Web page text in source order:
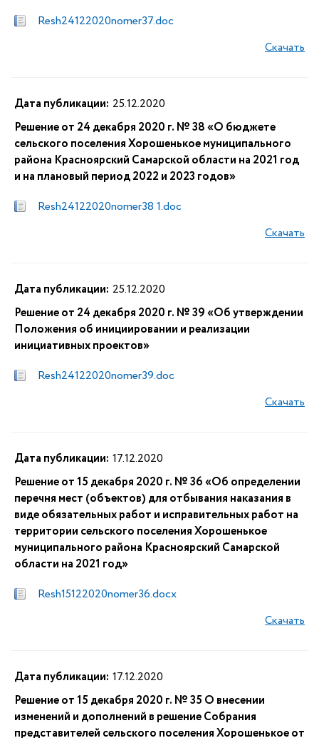
Resh24122020nomer37.doc
Скачать
Дата публикации: 25.12.2020
Решение от 24 декабря 2020 г. № 38 «О бюджете
сельского поселения Хорошенькое муниципального
района Красноярский Самарской области на 2021 год
и на плановый период 2022 и 2023 годов»
Resh24122020nomer38 1.doc
Скачать
Дата публикации: 25.12.2020
Решение от 24 декабря 2020 г. № 39 «Об утверждении
Положения об инициировании и реализации
инициативных проектов»
Resh24122020nomer39.doc
Скачать
Дата публикации: 17.12.2020
Решение от 15 декабря 2020 г. № 36 «Об определении
перечня мест (объектов) для отбывания наказания в
виде обязательных работ и исправительных работ на
территории сельского поселения Хорошенькое
муниципального района Красноярский Самарской
области на 2021 год»
Resh15122020nomer36.docx
Скачать
Дата публикации: 17.12.2020
Решение от 15 декабря 2020 г. № 35 О внесении
изменений и дополнений в решение Собрания
представителей сельского поселения Хорошенькое от